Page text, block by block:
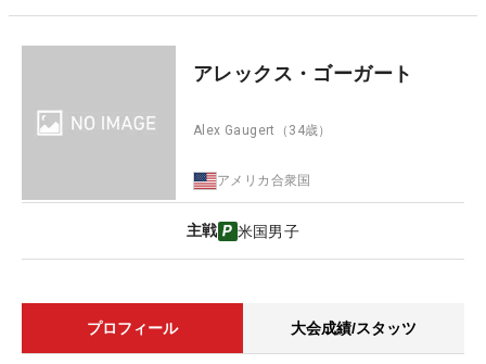
アレックス・ゴーガート
Alex Gaugert （34歳）
アメリカ合衆国
主戦 米国男子
プロフィール 大会成績/スタッツ